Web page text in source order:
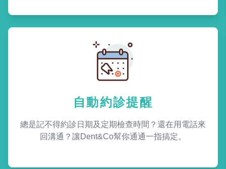
自動約診提醒
總是記不得約診日期及定期檢查時間？還在用電話來
回溝通？讓Dent&Co幫你通通一指搞定。